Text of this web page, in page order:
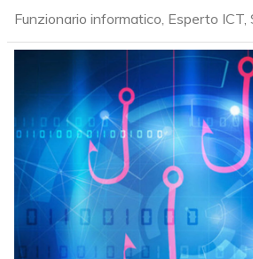
Funzionario informatico, Esperto ICT,